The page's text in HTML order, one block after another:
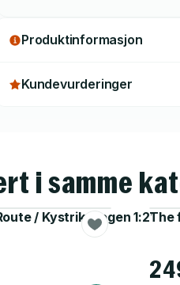
Produktinformasjon
Kundevurderinger
i samme
/ Kystriksvegen 1:250
The